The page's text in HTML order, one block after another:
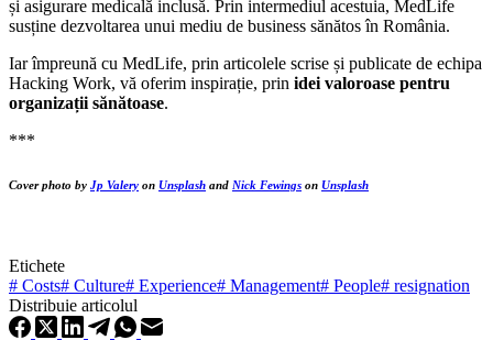
și asigurare medicală inclusă. Prin intermediul acestuia, MedLife
susține dezvoltarea unui mediu de business sănătos în România.
Iar împreună cu MedLife, prin articolele scrise și publicate de echipa
Hacking Work, vă oferim inspirație, prin idei valoroase pentru
organizații sănătoase.
***
Cover photo by Jp Valery on Unsplash and Nick Fewings on Unsplash
Etichete
# Costs# Culture# Experience# Management# People# resignation
Distribuie articolul